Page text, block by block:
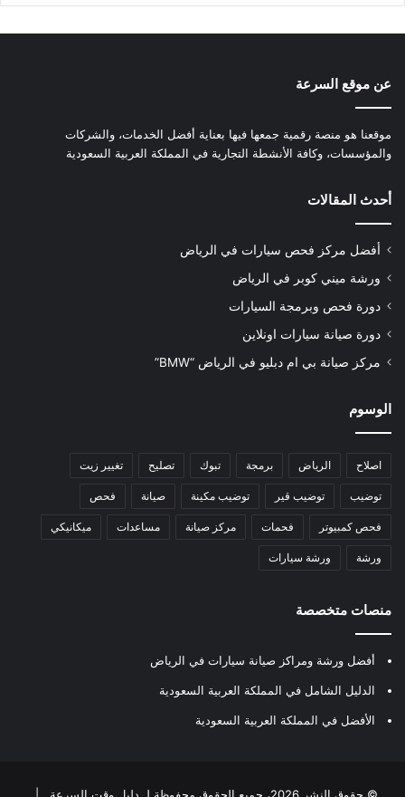
عن موقع السرعة
موقعنا هو منصة رقمية جمعها فيها بعناية أفضل الخدمات، والشركات
والمؤسسات، وكافة الأنشطة التجارية في المملكة العربية السعودية
أحدث المقالات
أفضل مركز فحص سيارات في الرياض
ورشة ميني كوبر في الرياض
دورة فحص وبرمجة السيارات
دورة صيانة سيارات اونلاين
مركز صيانة بي ام دبليو في الرياض “BMW”
الوسوم
اصلاح الرياض برمجة تبوك تصليح تغيير زيت
توضيب توضيب قير توضيب مكينة صيانة فحص
فحص كمبيوتر فحمات مركز صيانة مساعدات ميكانيكي
ورشة ورشة سيارات
منصات متخصصة
أفضل ورشة ومراكز صيانة سيارات في الرياض
الدليل الشامل في المملكة العربية السعودية
الأفضل في المملكة العربية السعودية
© حقوق النشر 2026، جميع الحقوق محفوظة لـ دليل وقت السرعة